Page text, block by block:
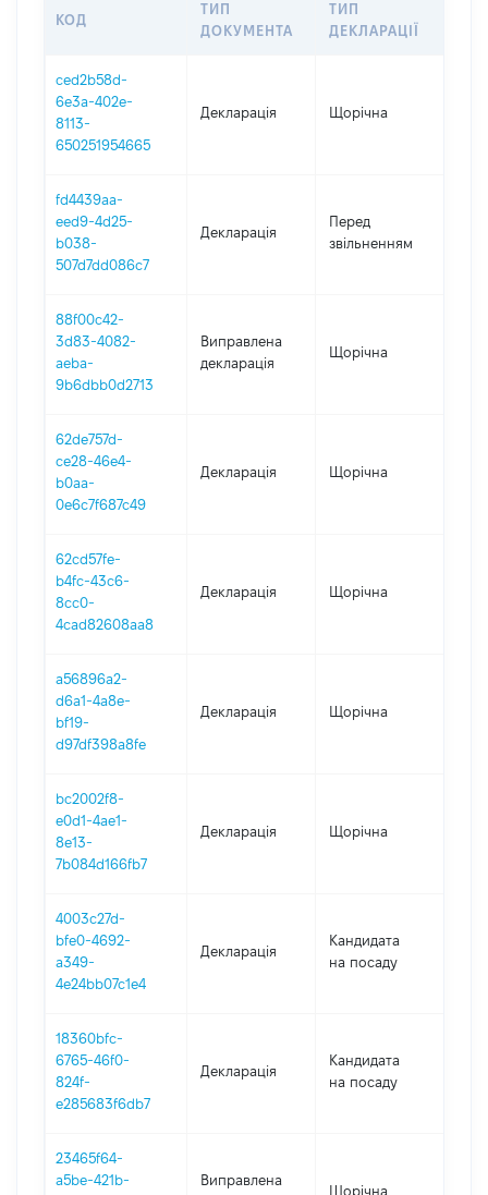
КОД
ТИП
ДОКУМЕНТА
ТИП
ДЕКЛАРАЦІЇ
ced2b58d-
6e3a-402e-
8113-
650251954665
Декларація Щорічна
fd4439aa-
eed9-4d25-
b038-
507d7dd086c7
Декларація
Перед
звільненням
88f00c42-
3d83-4082-
aeba-
9b6dbb0d2713
Виправлена
декларація
Щорічна
62de757d-
ce28-46e4-
b0aa-
0e6c7f687c49
Декларація Щорічна
62cd57fe-
b4fc-43c6-
8cc0-
4cad82608aa8
Декларація Щорічна
a56896a2-
d6a1-4a8e-
bf19-
d97df398a8fe
Декларація Щорічна
bc2002f8-
e0d1-4ae1-
8e13-
7b084d166fb7
Декларація Щорічна
4003c27d-
bfe0-4692-
a349-
4e24bb07c1e4
Декларація
Кандидата
на посаду
18360bfc-
6765-46f0-
824f-
e285683f6db7
Декларація
Кандидата
на посаду
23465f64-
a5be-421b-
Виправлена
Щорічна